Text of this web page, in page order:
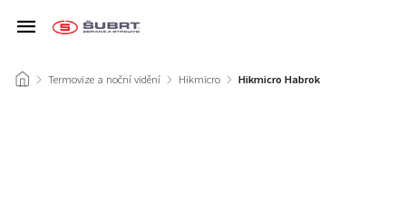
/ Termovize a noční vidění / Hikmicro / Hikmicro Habrok